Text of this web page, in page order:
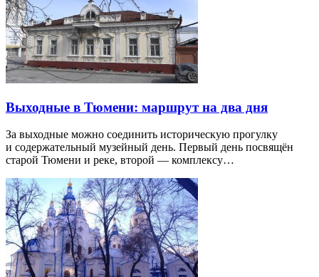
Выходные в Тюмени: маршрут на два дня
За выходные можно соединить историческую прогулку
и содержательный музейный день. Первый день посвящён
старой Тюмени и реке, второй — комплексу…